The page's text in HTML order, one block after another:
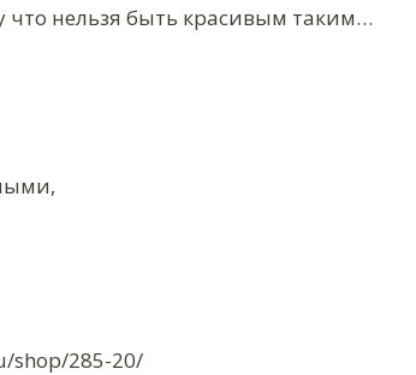
что нельзя быть красивым таким…
shop/285-20/